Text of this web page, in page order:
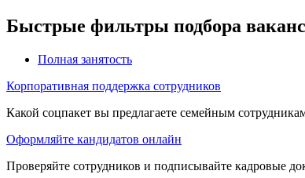
Быстрые фильтры подбора
Полная занятость
Корпоративная поддержка сотрудников
Какой соцпакет вы предлагаете семейным
Оформляйте кандидатов онлайн
Проверяйте сотрудников и подписывайте кадровые